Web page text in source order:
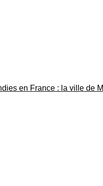
en France : la ville de